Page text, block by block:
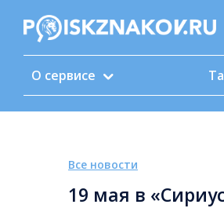
О сервисе
Все новости
19 мая в